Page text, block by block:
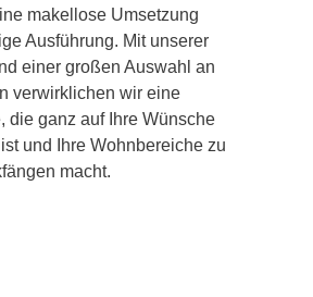
makellose Umsetzung
Ausführung. Mit unserer
einer großen Auswahl an
verwirklichen wir eine
die ganz auf Ihre Wünsche
und Ihre Wohnbereiche zu
macht.